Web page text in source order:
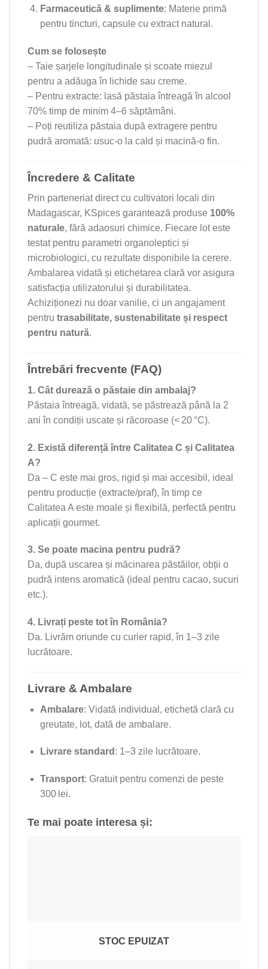
Farmaceutică & suplimente: Materie primă
pentru tincturi, capsule cu extract natural.
Cum se folosește
– Taie șarjele longitudinale și scoate miezul
pentru a adăuga în lichide sau creme.
– Pentru extracte: lasă păstaia întreagă în alcool
70% timp de minim 4–6 săptămâni.
– Poți reutiliza păstaia după extragere pentru
pudră aromată: usuc-o la cald și macină‑o fin.
Încredere & Calitate
Prin parteneriat direct cu cultivatori locali din
Madagascar, KSpices garantează produse 100%
naturale, fără adaosuri chimice. Fiecare lot este
testat pentru parametri organoleptici și
microbiologici, cu rezultate disponibile la cerere.
Ambalarea vidată și etichetarea clară vor asigura
satisfacția utilizatorului și durabilitatea.
Achiziționezi nu doar vanilie, ci un angajament
pentru trasabilitate, sustenabilitate și respect
pentru natură.
Întrebări frecvente (FAQ)
1. Cât durează o păstaie din ambalaj?
Păstaia întreagă, vidată, se păstrează până la 2
ani în condiții uscate și răcoroase (< 20 °C).
2. Există diferență între Calitatea C și Calitatea
A?
Da – C este mai gros, rigid și mai accesibil, ideal
pentru producție (extracte/praf), în timp ce
Calitatea A este moale și flexibilă, perfectă pentru
aplicații gourmet.
3. Se poate macina pentru pudră?
Da, după uscarea și măcinarea păstăilor, obții o
pudră intens aromatică (ideal pentru cacao, sucuri
etc.).
4. Livrați peste tot în România?
Da. Livrăm oriunde cu curier rapid, în 1–3 zile
lucrătoare.
Livrare & Ambalare
Ambalare: Vidată individual, etichetă clară cu
greutate, lot, dată de ambalare.
Livrare standard : 1–3 zile lucrătoare.
Transport: Gratuit pentru comenzi de peste
300 lei.
Te mai poate interesa și:
STOC EPUIZAT